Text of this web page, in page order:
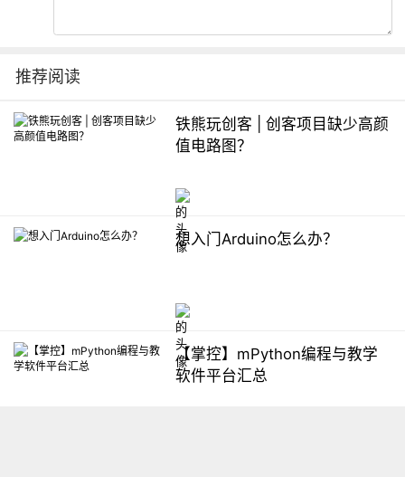
推荐阅读
铁熊玩创客 | 创客项目缺少高颜
值电路图？
想入门Arduino怎么办？
【掌控】mPython编程与教学
软件平台汇总